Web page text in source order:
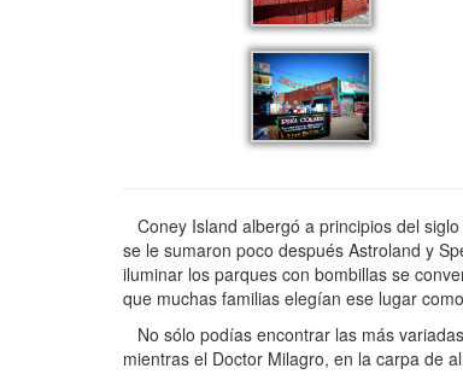
Coney Island albergó a principios del
se le sumaron poco después Astroland y
iluminar los parques con bombillas se
que muchas familias elegían ese lugar
No sólo podías encontrar las más
mientras el Doctor Milagro, en la carpa de